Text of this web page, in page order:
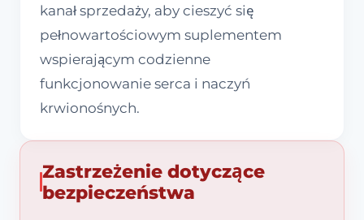
kanał sprzedaży, aby cieszyć się
pełnowartościowym suplementem
wspierającym codzienne
funkcjonowanie serca i naczyń
krwionośnych.
Zastrzeżenie dotyczące
bezpieczeństwa